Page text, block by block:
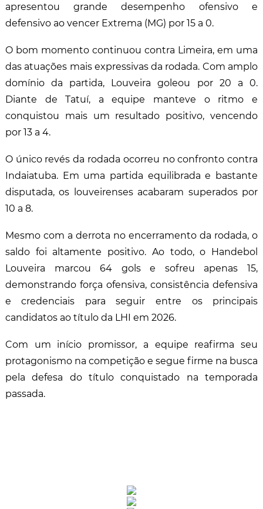
apresentou grande desempenho ofensivo e
defensivo ao vencer Extrema (MG) por 15 a 0.
O bom momento continuou contra Limeira, em uma
das atuações mais expressivas da rodada. Com amplo
domínio da partida, Louveira goleou por 20 a 0.
Diante de Tatuí, a equipe manteve o ritmo e
conquistou mais um resultado positivo, vencendo
por 13 a 4.
O único revés da rodada ocorreu no confronto contra
Indaiatuba. Em uma partida equilibrada e bastante
disputada, os louveirenses acabaram superados por
10 a 8.
Mesmo com a derrota no encerramento da rodada, o
saldo foi altamente positivo. Ao todo, o Handebol
Louveira marcou 64 gols e sofreu apenas 15,
demonstrando força ofensiva, consistência defensiva
e credenciais para seguir entre os principais
candidatos ao título da LHI em 2026.
Com um início promissor, a equipe reafirma seu
protagonismo na competição e segue firme na busca
pela defesa do título conquistado na temporada
passada.